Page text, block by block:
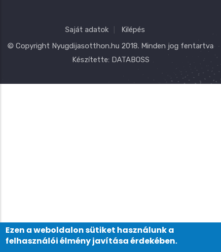
Saját adatok
Kilépés
© Copyright Nyugdijasotthon.hu 2018. Minden jog fentartva
Készítette: DATABOSS
Ezen a weboldalon sütiket használunk a
felhasználói élmény javítása érdekében.